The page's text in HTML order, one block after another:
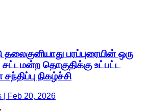
தலைகுனியாது பரப்புரையின் ஒரு
சட்டமன்ற தொகுதிக்கு உட்பட்ட
நிகழ்ச்சி
| Feb 20, 2026